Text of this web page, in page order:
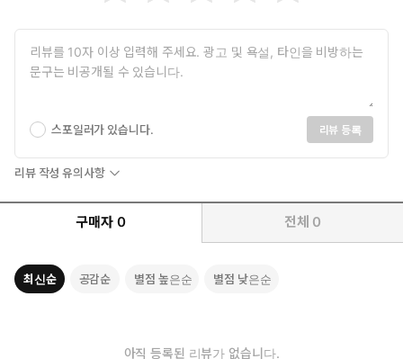
스포일러가 있습니다. 리뷰 등록
리뷰 작성 유의사항
구매자 0 전체 0
최신순 공감순 별점 높은순 별점 낮은순
아직 등록된 리뷰가 없습니다.